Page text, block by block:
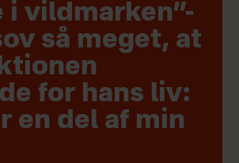
i vildmarken”-
så meget, at
for hans liv:
en del af min